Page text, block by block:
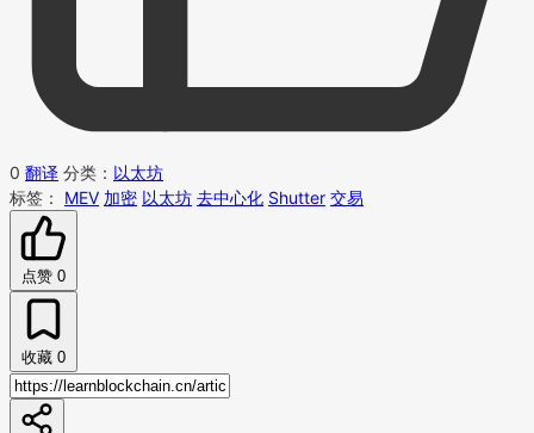
0 翻译 分类： 以太坊
标签：
MEV 加密 以太坊 去中心化 Shutter 交易
点赞 0
收藏 0